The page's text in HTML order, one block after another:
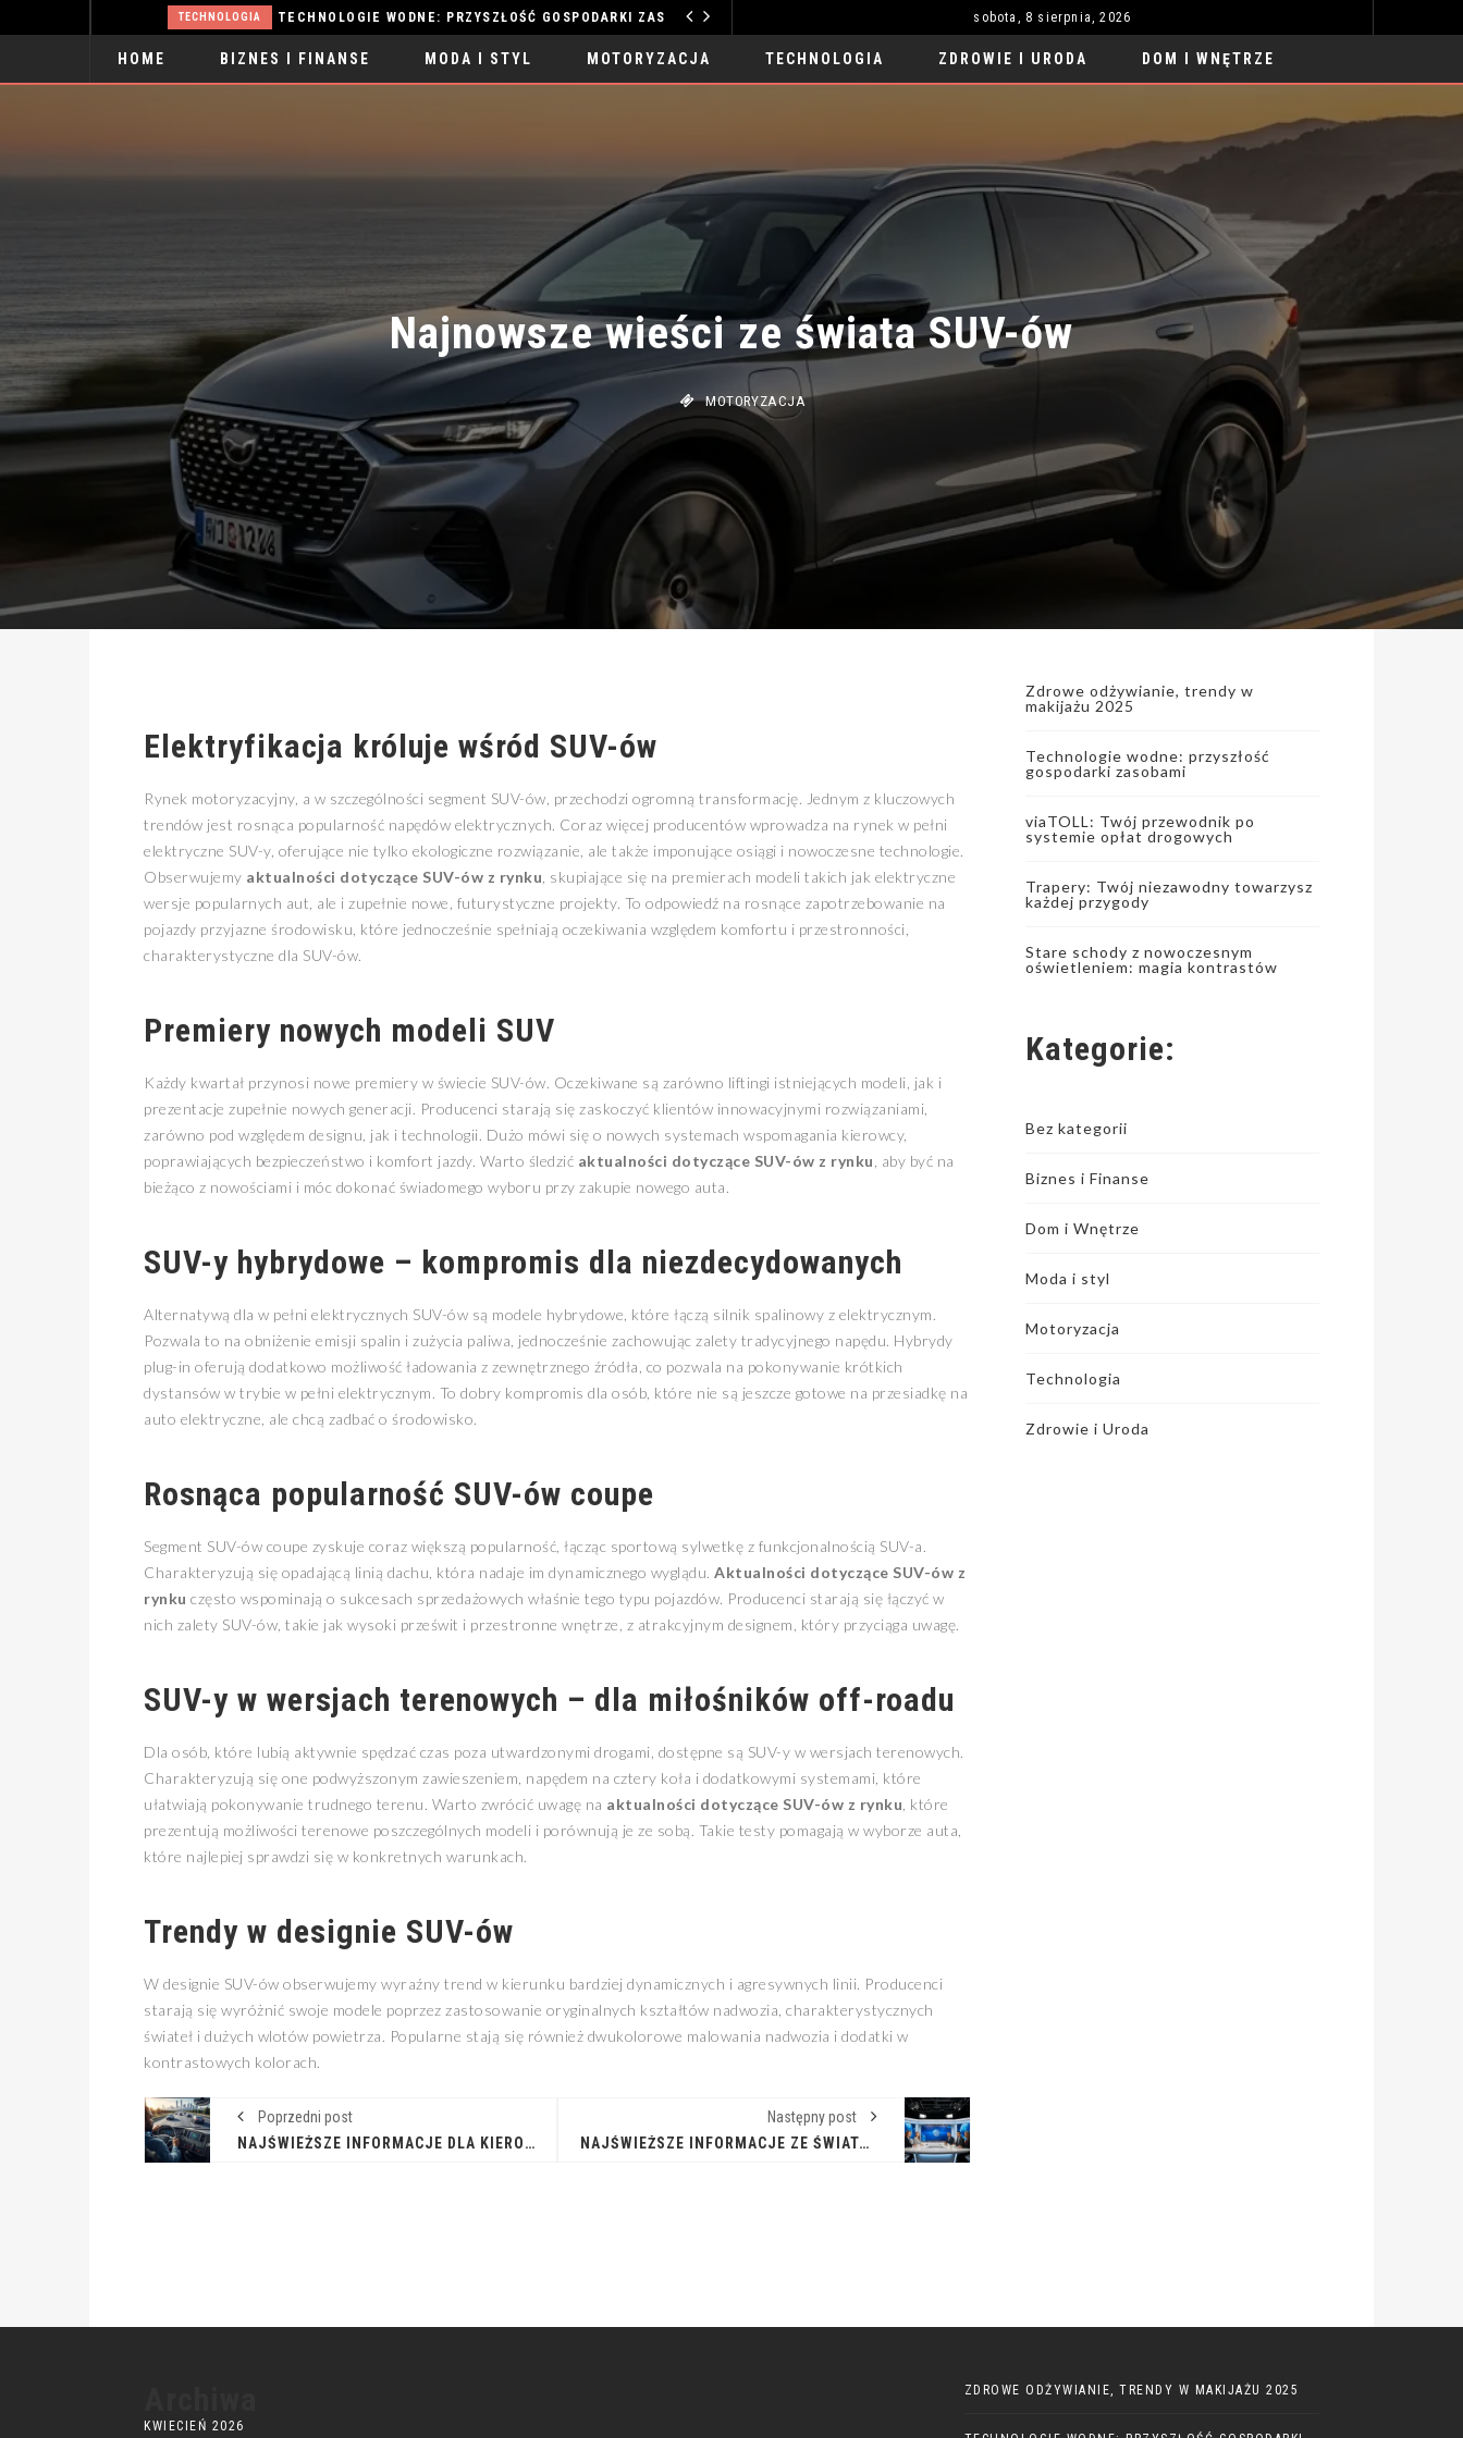
TECHNOLOGIA TECHNOLOGIE WODNE: PRZYSZŁOŚĆ GOSPODARKI ZASOBAMI sobota, 8 sierpnia, 2026
HOME BIZNES I FINANSE MODA I STYL MOTORYZACJA TECHNOLOGIA ZDROWIE I URODA DOM I WNĘTRZE
Najnowsze wieści ze świata SUV-ów
Elektryfikacja króluje wśród SUV-ów
Rynek motoryzacyjny, a w szczególności segment SUV-ów, przechodzi ogromną transformację. Jednym z kluczowych
trendów jest rosnąca popularność napędów elektrycznych. Coraz więcej producentów wprowadza na rynek w pełni
elektryczne SUV-y, oferujące nie tylko ekologiczne rozwiązanie, ale także imponujące osiągi i nowoczesne technologie.
Obserwujemy aktualności dotyczące SUV-ów z rynku , skupiające się na premierach modeli takich jak elektryczne
wersje popularnych aut, ale i zupełnie nowe, futurystyczne projekty. To odpowiedź na rosnące zapotrzebowanie na
pojazdy przyjazne środowisku, które jednocześnie spełniają oczekiwania względem komfortu i przestronności,
charakterystyczne dla SUV-ów.
Premiery nowych modeli SUV
Każdy kwartał przynosi nowe premiery w świecie SUV-ów. Oczekiwane są zarówno liftingi istniejących modeli, jak i
prezentacje zupełnie nowych generacji. Producenci starają się zaskoczyć klientów innowacyjnymi rozwiązaniami,
zarówno pod względem designu, jak i technologii. Dużo mówi się o nowych systemach wspomagania kierowcy,
poprawiających bezpieczeństwo i komfort jazdy. Warto śledzić aktualności dotyczące SUV-ów z rynku , aby być na
bieżąco z nowościami i móc dokonać świadomego wyboru przy zakupie nowego auta.
SUV-y hybrydowe – kompromis dla niezdecydowanych
Alternatywą dla w pełni elektrycznych SUV-ów są modele hybrydowe, które łączą silnik spalinowy z elektrycznym.
Pozwala to na obniżenie emisji spalin i zużycia paliwa, jednocześnie zachowując zalety tradycyjnego napędu. Hybrydy
plug-in oferują dodatkowo możliwość ładowania z zewnętrznego źródła, co pozwala na pokonywanie krótkich
dystansów w trybie w pełni elektrycznym. To dobry kompromis dla osób, które nie są jeszcze gotowe na przesiadkę na
auto elektryczne, ale chcą zadbać o środowisko.
Rosnąca popularność SUV-ów coupe
Segment SUV-ów coupe zyskuje coraz większą popularność, łącząc sportową sylwetkę z funkcjonalnością SUV-a.
Charakteryzują się opadającą linią dachu, która nadaje im dynamicznego wyglądu. Aktualności dotyczące SUV-ów z
rynku często wspominają o sukcesach sprzedażowych właśnie tego typu pojazdów. Producenci starają się łączyć w
nich zalety SUV-ów, takie jak wysoki prześwit i przestronne wnętrze, z atrakcyjnym designem, który przyciąga uwagę.
SUV-y w wersjach terenowych – dla miłośników off-roadu
Dla osób, które lubią aktywnie spędzać czas poza utwardzonymi drogami, dostępne są SUV-y w wersjach terenowych.
Charakteryzują się one podwyższonym zawieszeniem, napędem na cztery koła i dodatkowymi systemami, które
ułatwiają pokonywanie trudnego terenu. Warto zwrócić uwagę na aktualności dotyczące SUV-ów z rynku , które
prezentują możliwości terenowe poszczególnych modeli i porównują je ze sobą. Takie testy pomagają w wyborze auta,
które najlepiej sprawdzi się w konkretnych warunkach.
Trendy w designie SUV-ów
W designie SUV-ów obserwujemy wyraźny trend w kierunku bardziej dynamicznych i agresywnych linii. Producenci
starają się wyróżnić swoje modele poprzez zastosowanie oryginalnych kształtów nadwozia, charakterystycznych
świateł i dużych wlotów powietrza. Popularne stają się również dwukolorowe malowania nadwozia i dodatki w
kontrastowych kolorach.
Poprzedni post
NAJŚWIEŻSZE INFORMACJE DLA KIEROWCÓW ZAWODOWYCH – ŚLEDŹ TRENDY W BRANŻY TRANSPORTOWEJ
Następny post
NAJŚWIEŻSZE INFORMACJE ZE ŚWIATA VOLKSWAGENA: PRZEGLĄD TYGODNIA
Zdrowe odżywianie, trendy w
makijażu 2025
Technologie wodne: przyszłość
gospodarki zasobami
viaTOLL: Twój przewodnik po
systemie opłat drogowych
Trapery: Twój niezawodny towarzysz
każdej przygody
Stare schody z nowoczesnym
oświetleniem: magia kontrastów
Kategorie:
Bez kategorii
Biznes i Finanse
Dom i Wnętrze
Moda i styl
Motoryzacja
Technologia
Zdrowie i Uroda
KWIECIEŃ 2026
ZDROWE ODŻYWIANIE, TRENDY W MAKIJAŻU 2025